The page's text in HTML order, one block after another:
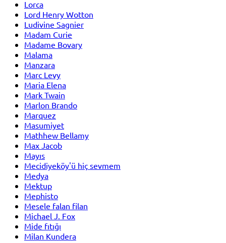
Lorca
Lord Henry Wotton
Ludivine Sagnier
Madam Curie
Madame Bovary
Malama
Manzara
Marc Levy
Maria Elena
Mark Twain
Marlon Brando
Marquez
Masumiyet
Mathhew Bellamy
Max Jacob
Mayıs
Mecidiyeköy'ü hiç sevmem
Medya
Mektup
Mephisto
Mesele falan filan
Michael J. Fox
Mide fıtığı
Milan Kundera